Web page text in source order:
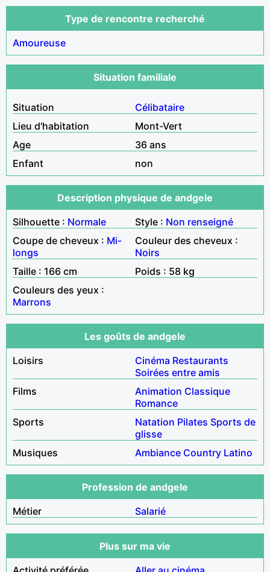
Type de rencontre recherché
Amoureuse
Situation familiale
Situation
Célibataire
Lieu d'habitation
Mont-Vert
Age
36 ans
Enfant
non
Description physique de andgele
Silhouette : Normale Style : Non renseigné
Coupe de cheveux : Mi-
longs
Couleur des cheveux :
Noirs
Taille : 166 cm
Poids : 58 kg
Couleurs des yeux :
Marrons
Les goûts de andgele
Loisirs
Cinéma Restaurants
Soirées entre amis
Films
Animation Classique
Romance
Sports
Natation Pilates Sports de
glisse
Musiques
Ambiance Country Latino
Profession de andgele
Métier
Salarié
Plus sur ma vie